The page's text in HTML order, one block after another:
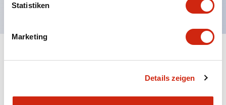
Statistiken
Marketing
Details zeigen
Dokumente und Dateien
Kataloge & Broschüren